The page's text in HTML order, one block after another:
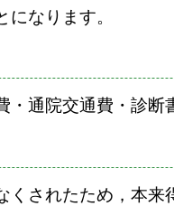
なります。
・通院交通費・診断
くされたため，本来
平日9:00~18:00）